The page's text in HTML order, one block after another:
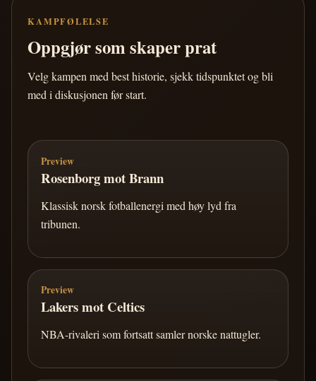
KAMPFØLELSE
Oppgjør som skaper prat
Velg kampen med best historie, sjekk tidspunktet og bli
med i diskusjonen før start.
Preview
Rosenborg mot Brann
Klassisk norsk fotballenergi med høy lyd fra
tribunen.
Preview
Lakers mot Celtics
NBA-rivaleri som fortsatt samler norske nattugler.